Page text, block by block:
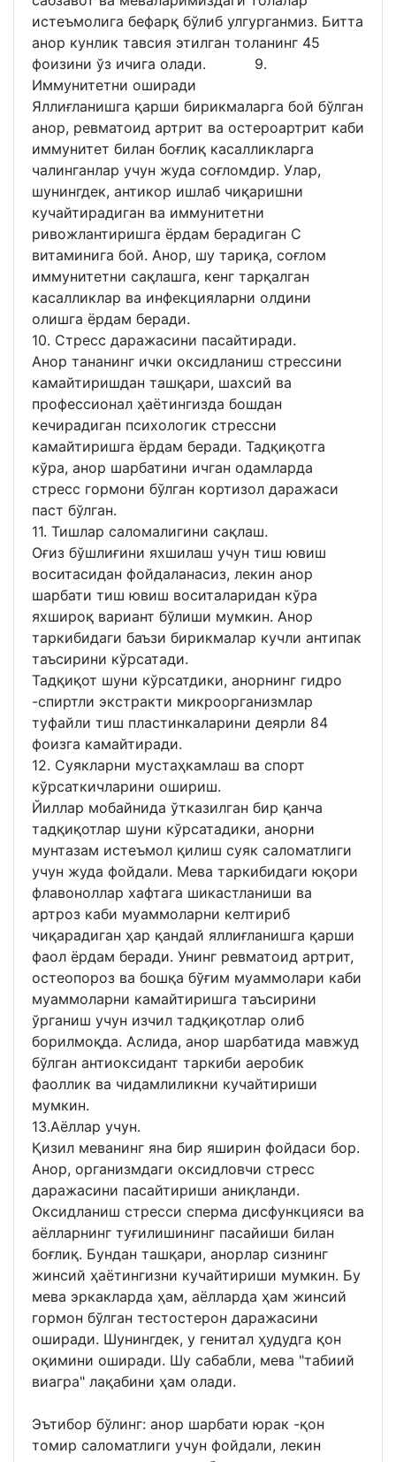
истеъмолига бефарқ бўлиб улгурганмиз. Битта
анор кунлик тавсия этилган толанинг 45
фоизини ўз ичига олади. 9.
Иммунитетни оширади
Яллиғланишга қарши бирикмаларга бой бўлган
анор, ревматоид артрит ва остероартрит каби
иммунитет билан боғлиқ касалликларга
чалинганлар учун жуда соғломдир. Улар,
шунингдек, антикор ишлаб чиқаришни
кучайтирадиган ва иммунитетни
ривожлантиришга ёрдам берадиган С
витаминига бой. Анор, шу тариқа, соғлом
иммунитетни сақлашга, кенг тарқалган
касалликлар ва инфекцияларни олдини
олишга ёрдам беради.
10. Стресс даражасини пасайтиради.
Анор тананинг ички оксидланиш стрессини
камайтиришдан ташқари, шахсий ва
профессионал ҳаётингизда бошдан
кечирадиган психологик стрессни
камайтиришга ёрдам беради. Тадқиқотга
кўра, анор шарбатини ичган одамларда
стресс гормони бўлган кортизол даражаси
паст бўлган.
11. Тишлар саломалигини сақлаш.
Оғиз бўшлиғини яхшилаш учун тиш ювиш
воситасидан фойдаланасиз, лекин анор
шарбати тиш ювиш воситаларидан кўра
яхшироқ вариант бўлиши мумкин. Анор
таркибидаги баъзи бирикмалар кучли антипак
таъсирини кўрсатади.
Тадқиқот шуни кўрсатдики, анорнинг гидро
-спиртли экстракти микроорганизмлар
туфайли тиш пластинкаларини деярли 84
фоизга камайтиради.
12. Суякларни мустаҳкамлаш ва спорт
кўрсаткичларини ошириш.
Йиллар мобайнида ўтказилган бир қанча
тадқиқотлар шуни кўрсатадики, анорни
мунтазам истеъмол қилиш суяк саломатлиги
учун жуда фойдали. Мева таркибидаги юқори
флавоноллар хафтага шикастланиши ва
артроз каби муаммоларни келтириб
чиқарадиган ҳар қандай яллиғланишга қарши
фаол ёрдам беради. Унинг ревматоид артрит,
остеопороз ва бошқа бўғим муаммолари каби
муаммоларни камайтиришга таъсирини
ўрганиш учун изчил тадқиқотлар олиб
борилмоқда. Аслида, анор шарбатида мавжуд
бўлган антиоксидант таркиби аеробик
фаоллик ва чидамлиликни кучайтириши
мумкин.
13.Аёллар учун.
Қизил меванинг яна бир яширин фойдаси бор.
Анор, организмдаги оксидловчи стресс
даражасини пасайтириши аниқланди.
Оксидланиш стресси сперма дисфункцияси ва
аёлларнинг туғилишининг пасайиши билан
боғлиқ. Бундан ташқари, анорлар сизнинг
жинсий ҳаётингизни кучайтириши мумкин. Бу
мева эркакларда ҳам, аёлларда ҳам жинсий
гормон бўлган тестостерон даражасини
оширади. Шунингдек, у генитал ҳудудга қон
оқимини оширади. Шу сабабли, мева "табиий
виагра" лақабини ҳам олади.
Эътибор бўлинг: анор шарбати юрак -қон
томир саломатлиги учун фойдали, лекин